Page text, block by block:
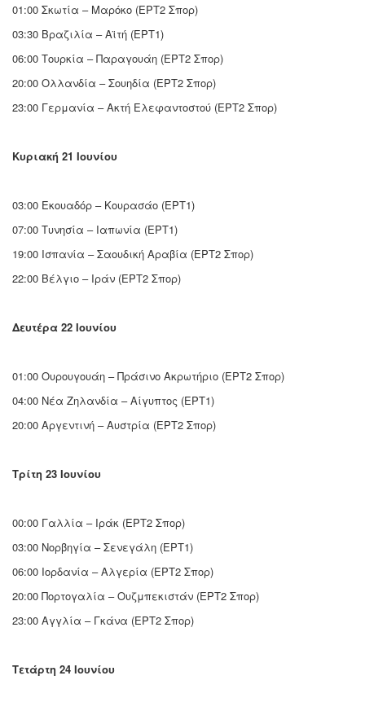
01:00 Σκωτία – Μαρόκο (ΕΡΤ2 Σπορ)
03:30 Βραζιλία – Αϊτή (ΕΡΤ1)
06:00 Τουρκία – Παραγουάη (ΕΡΤ2 Σπορ)
20:00 Ολλανδία – Σουηδία (ΕΡΤ2 Σπορ)
23:00 Γερμανία – Ακτή Ελεφαντοστού (ΕΡΤ2 Σπορ)
Κυριακή 21 Ιουνίου
03:00 Εκουαδόρ – Κουρασάο (ΕΡΤ1)
07:00 Τυνησία – Ιαπωνία (ΕΡΤ1)
19:00 Ισπανία – Σαουδική Αραβία (ΕΡΤ2 Σπορ)
22:00 Βέλγιο – Ιράν (ΕΡΤ2 Σπορ)
Δευτέρα 22 Ιουνίου
01:00 Ουρουγουάη – Πράσινο Ακρωτήριο (ΕΡΤ2 Σπορ)
04:00 Νέα Ζηλανδία – Αίγυπτος (ΕΡΤ1)
20:00 Αργεντινή – Αυστρία (ΕΡΤ2 Σπορ)
Τρίτη 23 Ιουνίου
00:00 Γαλλία – Ιράκ (ΕΡΤ2 Σπορ)
03:00 Νορβηγία – Σενεγάλη (ΕΡΤ1)
06:00 Ιορδανία – Αλγερία (ΕΡΤ2 Σπορ)
20:00 Πορτογαλία – Ουζμπεκιστάν (ΕΡΤ2 Σπορ)
23:00 Αγγλία – Γκάνα (ΕΡΤ2 Σπορ)
Τετάρτη 24 Ιουνίου